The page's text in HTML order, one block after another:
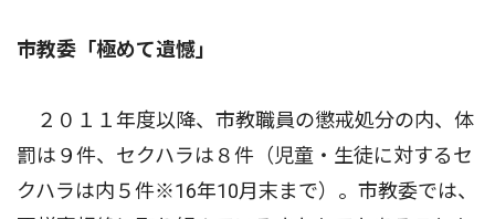
市教委「極めて遺憾」
２０１１年度以降、市教職員の懲戒処分の内、体
罰は９件、セクハラは８件（児童・生徒に対するセ
クハラは内５件※16年10月末まで）。市教委では、